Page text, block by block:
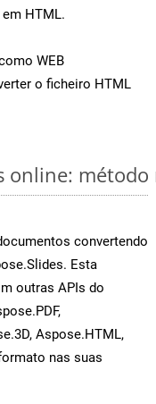
HTML.
WEB
o ficheiro HTML
online:
convertendo
Esta
outras APIs do
Aspose.HTML,
nas suas